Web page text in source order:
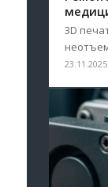
3D
23.11.2025